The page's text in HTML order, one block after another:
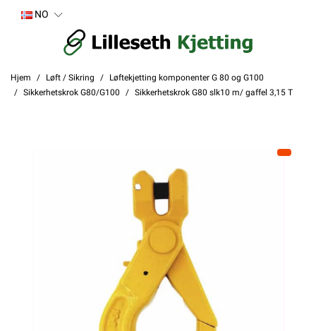
NO
Hjem Løft / Sikring
Løftekjetting komponenter G 80 og G100
Sikkerhetskrok G80/G100
Sikkerhetskrok G80 slk10 m/ gaffel 3,15 T